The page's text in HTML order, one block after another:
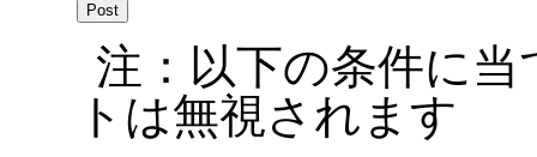
注：以下の条件に
トは無視されます